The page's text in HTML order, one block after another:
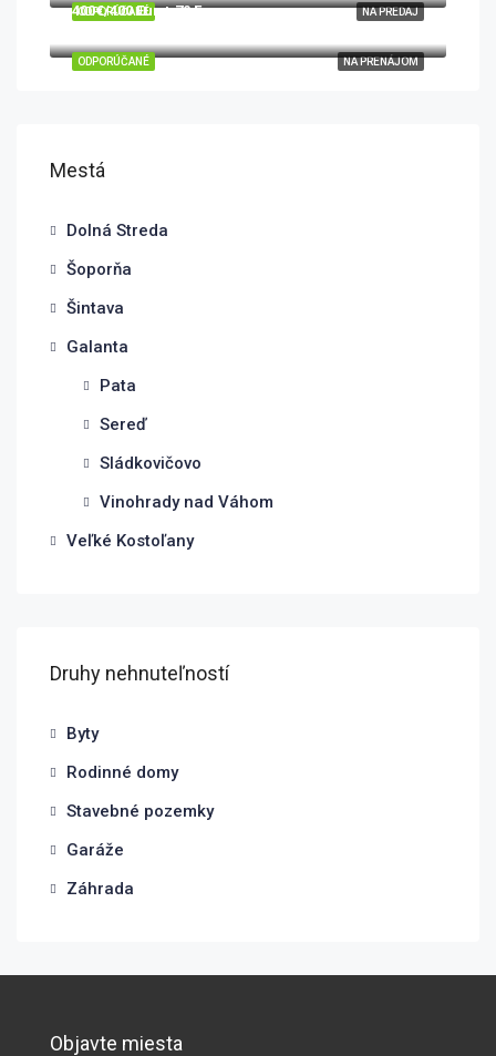
NA PREDAJ
ODPORÚČANÉ
NA PRENÁJOM
ODPORÚČANÉ
400€/400 Eur + 70 Eur
Mestá
Dolná Streda
Šoporňa
Šintava
Galanta
Pata
Sereď
Sládkovičovo
Vinohrady nad Váhom
Veľké Kostoľany
Druhy nehnuteľností
Byty
Rodinné domy
Stavebné pozemky
Garáže
Záhrada
Objavte miesta